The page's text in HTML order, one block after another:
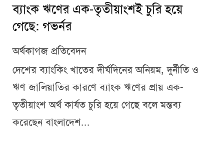
ব্যাংক ঋণের এক-তৃতীয়াংশই চুরি হয়ে
গেছে: গভর্নর
অর্থকাগজ প্রতিবেদন
দেশের ব্যাংকিং খাতের দীর্ঘদিনের অনিয়ম, দুর্নীতি ও
ঋণ জালিয়াতির কারণে ব্যাংক ঋণের প্রায় এক-
তৃতীয়াংশ অর্থ কার্যত চুরি হয়ে গেছে বলে মন্তব্য
করেছেন বাংলাদেশ...